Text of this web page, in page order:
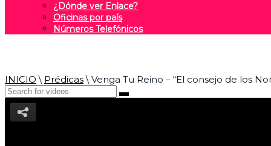
¿Dónde ver Enlace?
Oficinas por país
Números Telefónicos
INICIO \ Prédicas\ Venga Tu Reino – “El consejo de los